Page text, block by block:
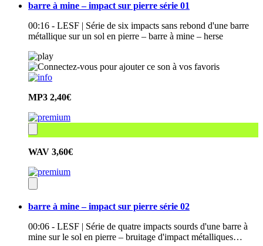
barre à mine – impact sur pierre série 01
00:16 - LESF | Série de six impacts sans rebond d'une barre
métallique sur un sol en pierre – barre à mine – herse
MP3 2,40€
WAV 3,60€
barre à mine – impact sur pierre série 02
00:06 - LESF | Série de quatre impacts sourds d'une barre à
mine sur le sol en pierre – bruitage d'impact métalliques…